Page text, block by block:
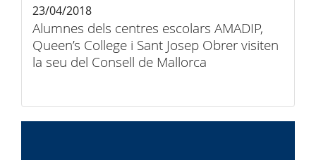
Alumnes dels centres escolars AMADIP,
Queen’s College i Sant Josep Obrer visiten
la seu del Consell de Mallorca
23/04/2018